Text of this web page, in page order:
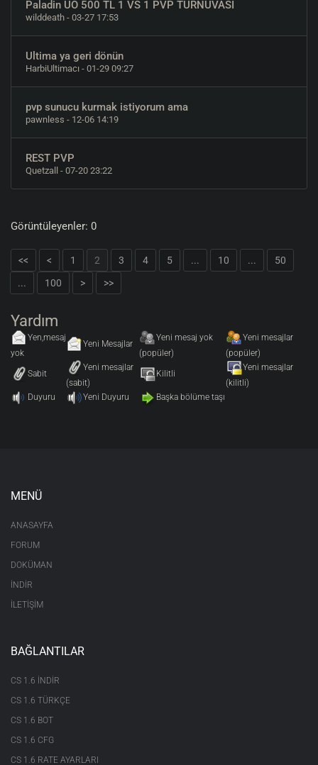
Paladin UO 500 TL 1 VS 1 PVP TURNUVASI
wilddeath - 03-27 17:53
Ultima ya geri dönün
HarbiUltimacı - 01-29 09:27
pvp sunucu kurmak istiyorum ama
pawnless - 12-06 14:19
REST PVP
Quetzall - 07-20 23:22
Görüntüleyenler: 0
<< < 1 2 3 4 5 ... 10 ...
50
...
100 > >>
Yardım
Yen,mesaj
yok
Yeni Mesajlar
Yeni mesaj yok
(popüler)
Yeni mesajlar
(popüler)
Sabit
Yeni mesajlar
(sabit)
Kilitli
Yeni mesajlar
(kilitli)
Duyuru
Yeni Duyuru Başka bölüme taşı
MENÜ
ANASAYFA
FORUM
DOKÜMAN
İNDİR
İLETİŞİM
BAĞLANTILAR
CS 1.6 INDIR
CS 1.6 TÜRKÇE
CS 1.6 BOT
CS 1.6 CFG
CS 1.6 RATE AYARLARI